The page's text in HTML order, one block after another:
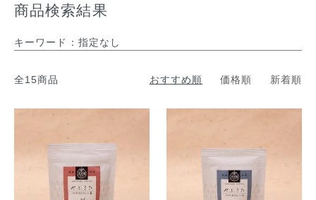
商品検索結果
キーワード：指定なし
全15商品 おすすめ順 価格順 新着順